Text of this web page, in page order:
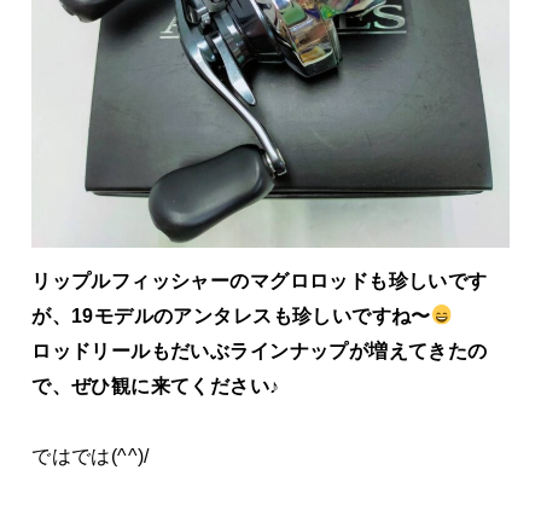
リップルフィッシャーのマグロロッドも珍しいです
が、19モデルのアンタレスも珍しいですね〜
ロッドリールもだいぶラインナップが増えてきたの
で、ぜひ観に来てください♪
ではでは(^^)/